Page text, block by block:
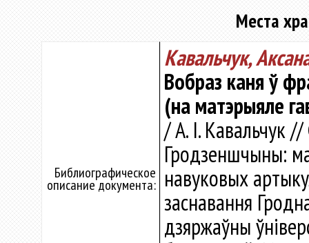
Места
Библиографическое
описание документа:
Кавальчук,
Вобраз каня ў
(на матэрыяле
/ А. І. Кавальчук //
Гродзеншчыны:
навуковых
заснавання
дзяржаўны